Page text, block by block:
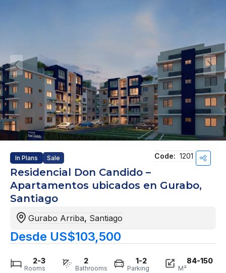
In Plans Sale Code: 1201
Residencial Don Candido –
Apartamentos ubicados en Gurabo,
Santiago
Gurabo Arriba, Santiago
Desde US$103,500
2-3
Rooms
2
Bathrooms
1-2
Parking
84-150
M²